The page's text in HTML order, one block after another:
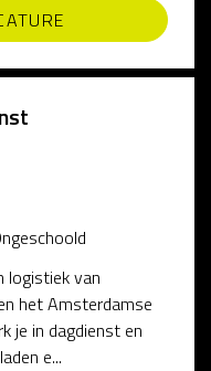
logistiek van
het Amsterdamse
je in dagdienst en
e...